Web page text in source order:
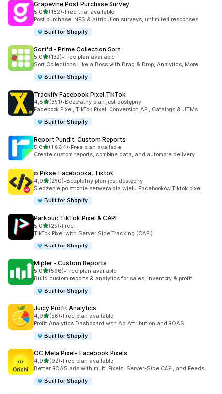
Grapevine Post Purchase Survey
5,0na 5 gwiazdek
(182)
Łączna liczba recenzji: 182
•Free trial available
Post purchase, NPS & attribution surveys, unlimited responses
Built for Shopify
Sort'd ‑ Prime Collection Sort
5,0na 5 gwiazdek
(132)
Łączna liczba recenzji: 132
•Free plan available
Sort Collections Like a Boss with Drag & Drop, Analytics, More
Built for Shopify
Trackify Facebook Pixel,TikTok
4,8na 5 gwiazdek
(351)
Łączna liczba recenzji: 351
•Bezpłatny plan jest dostępny
Facebook Pixel, TikTok Pixel, Conversion API, Catalogs & UTMs
Built for Shopify
Report Pundit: Custom Reports
5,0na 5 gwiazdek
(1 864)
Łączna liczba recenzji: 1864
•Free plan available
Create custom reports, combine data, and automate delivery
∞ Piksel Facebooka, Tiktok
4,9na 5 gwiazdek
(250)
Łączna liczba recenzji: 250
•Bezpłatny plan jest dostępny
Śledzenie po stronie serwera dla wielu Facebooków,Tiktok pixel
Built for Shopify
Parkour: TikTok Pixel & CAPI
5,0na 5 gwiazdek
(25)
Łączna liczba recenzji: 25
•Free
TikTok Pixel with Server Side Tracking (CAPI)
Built for Shopify
Mipler ‑ Custom Reports
5,0na 5 gwiazdek
(596)
Łączna liczba recenzji: 596
•Free plan available
Build custom reports & analytics for sales, inventory & profit
Built for Shopify
Juicy Profit Analytics
4,9na 5 gwiazdek
(56)
Łączna liczba recenzji: 56
•Free plan available
Profit Analytics Dashboard with Ad Attribution and ROAS
Built for Shopify
OC Meta Pixel‑ Facebook Pixels
4,9na 5 gwiazdek
(92)
Łączna liczba recenzji: 92
•Free plan available
Better ROAS ads with multi Pixels, Server-Side CAPI, and Feeds
Built for Shopify